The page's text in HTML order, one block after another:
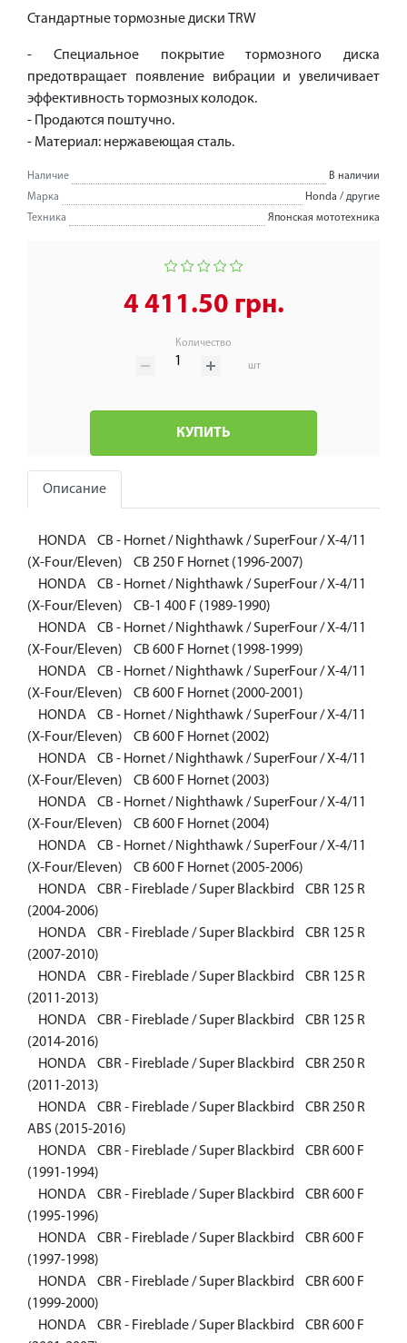
Стандартные тормозные диски TRW
- Специальное покрытие тормозного диска
предотвращает появление вибрации и увеличивает
эффективность тормозных колодок.
- Продаются поштучно.
- Материал: нержавеющая сталь.
Наличие
В наличии
Марка
Honda / другие
Техника
Японская мототехника
4 411.50 грн.
Количество
шт
КУПИТЬ
Описание
HONDA CB - Hornet / Nighthawk / SuperFour / X-4/11
(X-Four/Eleven) CB 250 F Hornet (1996-2007)
HONDA CB - Hornet / Nighthawk / SuperFour / X-4/11
(X-Four/Eleven) CB-1 400 F (1989-1990)
HONDA CB - Hornet / Nighthawk / SuperFour / X-4/11
(X-Four/Eleven) CB 600 F Hornet (1998-1999)
HONDA CB - Hornet / Nighthawk / SuperFour / X-4/11
(X-Four/Eleven) CB 600 F Hornet (2000-2001)
HONDA CB - Hornet / Nighthawk / SuperFour / X-4/11
(X-Four/Eleven) CB 600 F Hornet (2002)
HONDA CB - Hornet / Nighthawk / SuperFour / X-4/11
(X-Four/Eleven) CB 600 F Hornet (2003)
HONDA CB - Hornet / Nighthawk / SuperFour / X-4/11
(X-Four/Eleven) CB 600 F Hornet (2004)
HONDA CB - Hornet / Nighthawk / SuperFour / X-4/11
(X-Four/Eleven) CB 600 F Hornet (2005-2006)
HONDA CBR - Fireblade / Super Blackbird CBR 125 R
(2004-2006)
HONDA CBR - Fireblade / Super Blackbird CBR 125 R
(2007-2010)
HONDA CBR - Fireblade / Super Blackbird CBR 125 R
(2011-2013)
HONDA CBR - Fireblade / Super Blackbird CBR 125 R
(2014-2016)
HONDA CBR - Fireblade / Super Blackbird CBR 250 R
(2011-2013)
HONDA CBR - Fireblade / Super Blackbird CBR 250 R
ABS (2015-2016)
HONDA CBR - Fireblade / Super Blackbird CBR 600 F
(1991-1994)
HONDA CBR - Fireblade / Super Blackbird CBR 600 F
(1995-1996)
HONDA CBR - Fireblade / Super Blackbird CBR 600 F
(1997-1998)
HONDA CBR - Fireblade / Super Blackbird CBR 600 F
(1999-2000)
HONDA CBR - Fireblade / Super Blackbird CBR 600 F